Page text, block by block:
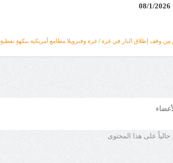
8/1/2026
من وقف إطلاق النار في غزة / غزة وفنزويلا مطامع أمريكية بنكهةٍ نفطيةٍ
حالياً على هذا المحتوى